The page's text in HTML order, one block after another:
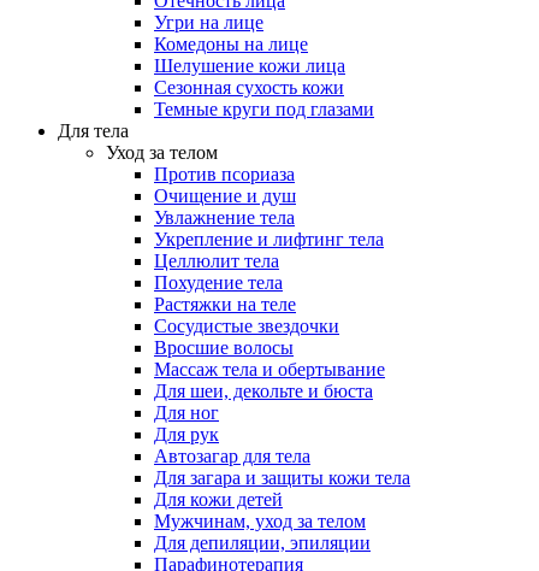
Угри на лице
Комедоны на лице
Шелушение кожи лица
Сезонная сухость кожи
Темные круги под глазами
Для тела
Уход за телом
Против псориаза
Очищение и душ
Увлажнение тела
Укрепление и лифтинг тела
Целлюлит тела
Похудение тела
Растяжки на теле
Сосудистые звездочки
Вросшие волосы
Массаж тела и обертывание
Для шеи, декольте и бюста
Для ног
Для рук
Автозагар для тела
Для загара и защиты кожи тела
Для кожи детей
Мужчинам, уход за телом
Для депиляции, эпиляции
Парафинотерапия